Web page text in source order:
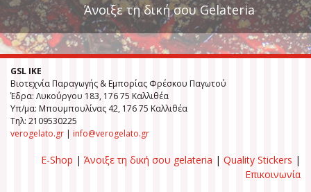
Άνοιξε τη δική σου Gelateria
GSL ΙΚΕ
Βιοτεχνία Παραγωγής & Εμπορίας Φρέσκου Παγωτού
Έδρα: Λυκούργου 183, 176 75 Καλλιθέα
Υπ/μα: Μπουμπουλίνας 42, 176 75 Καλλιθέα
Τηλ: 2109530225
verogelato.gr | info@verogelato.gr
E-Shop | Άνοιξε τη δική σου gelateria | Quality Stickers |
Επικοινωνία